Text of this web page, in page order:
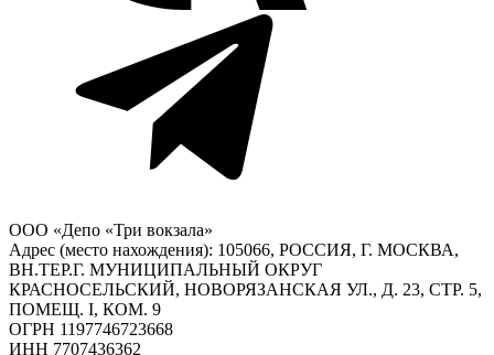
ООО «Депо «Три вокзала»
Адрес (место нахождения): 105066, РОССИЯ, Г. МОСКВА,
ВН.ТЕР.Г. МУНИЦИПАЛЬНЫЙ ОКРУГ
КРАСНОСЕЛЬСКИЙ, НОВОРЯЗАНСКАЯ УЛ., Д. 23, СТР. 5,
ПОМЕЩ. I, КОМ. 9
ОГРН 1197746723668
ИНН 7707436362